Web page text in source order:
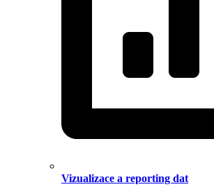
Vizualizace a reporting dat